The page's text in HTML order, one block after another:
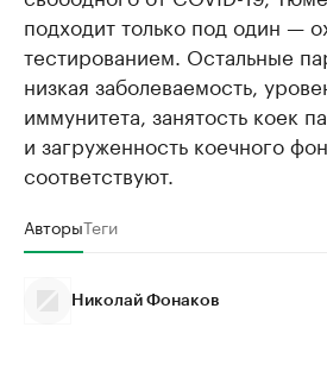
подходит только под один —
тестированием. Остальные
низкая заболеваемость,
иммунитета, занятость коек
и загруженность коечного
соответствуют.
АвторыТеги
Николай Фонаков